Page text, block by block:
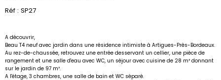
Réf : SP27
A découvrir,
Beau T4 neuf avec jardin dans une résidence intimiste à Artigues-Près-Bordeaux.
Au rez-de-chaussée, retrouvez une entrée desservant un cellier, une pièce de
rangement et une salle d'eau avec WC, un séjour avec cuisine de 28 m² donnant
sur le jardin de 97 m².
A l'étage, 3 chambres, une salle de bain et WC séparé.